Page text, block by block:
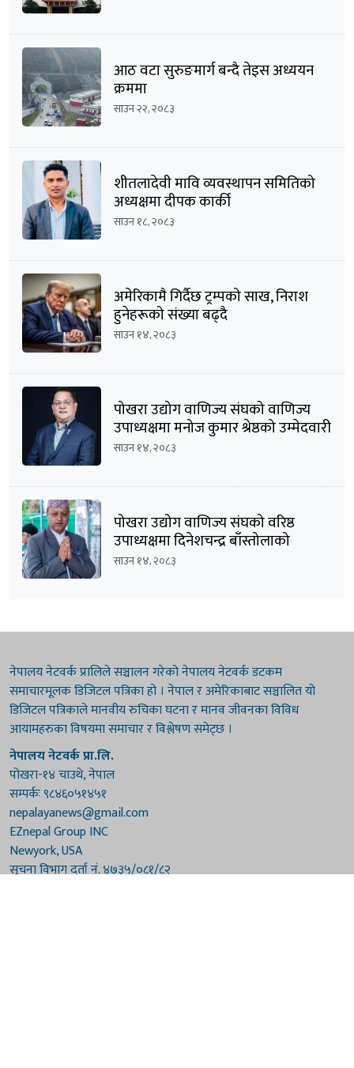
आठ वटा सुरुङमार्ग बन्दै तेइस अध्ययन
क्रममा
साउन २२, २०८३
शीतलादेवी मावि व्यवस्थापन समितिको
अध्यक्षमा दीपक कार्की
साउन १८, २०८३
अमेरिकामै गिर्दैछ ट्रम्पको साख, निराश
हुनेहरूको संख्या बढ्दै
साउन १४, २०८३
पोखरा उद्योग वाणिज्य संघको वाणिज्य
उपाध्यक्षमा मनोज कुमार श्रेष्ठको उम्मेदवारी
घोषणा
साउन १४, २०८३
पोखरा उद्योग वाणिज्य संघको वरिष्ठ
उपाध्यक्षमा दिनेशचन्द्र बाँस्तोलाको
उम्मेदवारी घोषणा
साउन १४, २०८३
नेपालय नेटवर्क प्रालिले सञ्चालन गरेको नेपालय नेटवर्क डटकम
समाचारमूलक डिजिटल पत्रिका हो । नेपाल र अमेरिकाबाट सञ्चालित यो
डिजिटल पत्रिकाले मानवीय रुचिका घटना र मानव जीवनका विविध
आयामहरुका विषयमा समाचार र विश्लेषण समेट्छ ।
नेपालय नेटवर्क प्रा.लि.
पोखरा-१४ चाउथे, नेपाल
सम्पर्कः ९८४६०५१४५१
nepalayanews@gmail.com
EZnepal Group INC
Newyork, USA
सूचना विभाग दर्ता नं. ४७३५/०८१/८२